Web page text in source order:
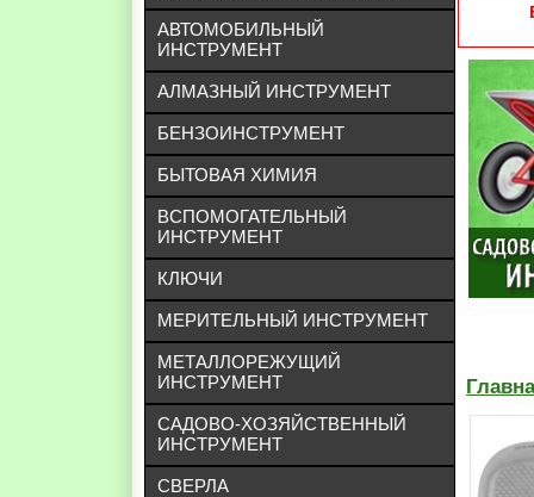
АВТОМОБИЛЬНЫЙ
ИНСТРУМЕНТ
АЛМАЗНЫЙ ИНСТРУМЕНТ
БЕНЗОИНСТРУМЕНТ
БЫТОВАЯ ХИМИЯ
ВСПОМОГАТЕЛЬНЫЙ
ИНСТРУМЕНТ
КЛЮЧИ
МЕРИТЕЛЬНЫЙ ИНСТРУМЕНТ
МЕТАЛЛОРЕЖУЩИЙ
ИНСТРУМЕНТ
САДОВО-ХОЗЯЙСТВЕННЫЙ
ИНСТРУМЕНТ
СВЕРЛА